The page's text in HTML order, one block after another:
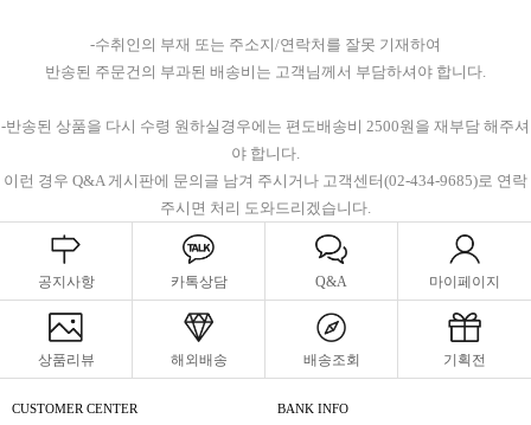
-수취인의 부재 또는 주소지/연락처를 잘못 기재하여
반송된 주문건의 부과된 배송비는 고객님께서 부담하셔야 합니다.
-반송된 상품을 다시 수령 원하실경우에는 편도배송비 2500원을 재부담 해주셔
야 합니다.
이런 경우 Q&A 게시판에 문의글 남겨 주시거나 고객센터(02-434-9685)로 연락
주시면 처리 도와드리겠습니다.
공지사항 카톡상담 Q&A 마이페이지
상품리뷰 해외배송 배송조회 기획전
CUSTOMER CENTER BANK INFO